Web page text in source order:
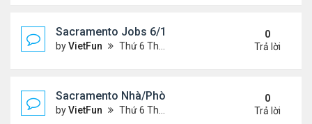
Sacramento Jobs 6/18/21- 6/25/21
byVietFun Thứ 6 Tháng 6 18, 2021 2:07 pm
0
Trả lời
Sacramento Nhà/Phòng 6/18/21- 6/25/21
byVietFun Thứ 6 Tháng 6 18, 2021 2:04 pm
0
Trả lời